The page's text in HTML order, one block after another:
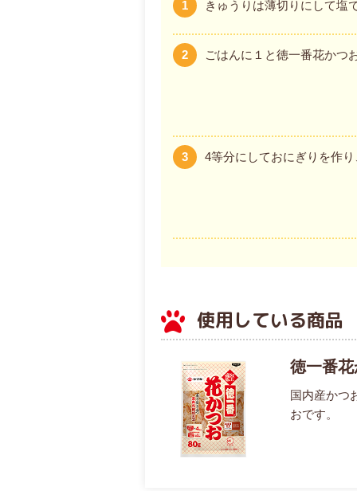
1 きゅうりは薄切りにして塩
2 ごはんに１と徳一番花かつ
3 4等分にしておにぎりを作
使用している商品
徳一番
国内産かつ
おです。